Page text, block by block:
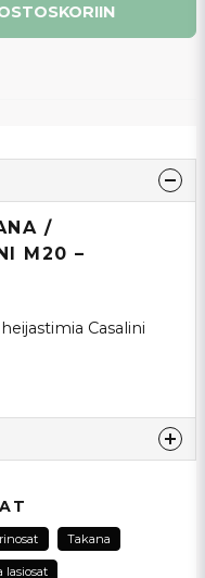
/
M20 –
Casalini
Takana
lasiosat